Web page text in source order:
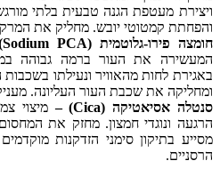
ויצירת מעטפת הגנה טבעית בלתי
והפחתת קמטוטי יובש. מחליק את
חומצה פירו-גלוטמית PCA)
המעשירה את העור ברמה גבוהה
באגירת לחות מהאוויר ונעילתו
ומחליקה את שכבת העור העליונה.
סנטלה אסיאטיקה ((Cica
– מיצוי
הרגעה ונוגדי חמצון. מחזק את
מסייע בתיקון סימני הזדקנות
הרסניים.